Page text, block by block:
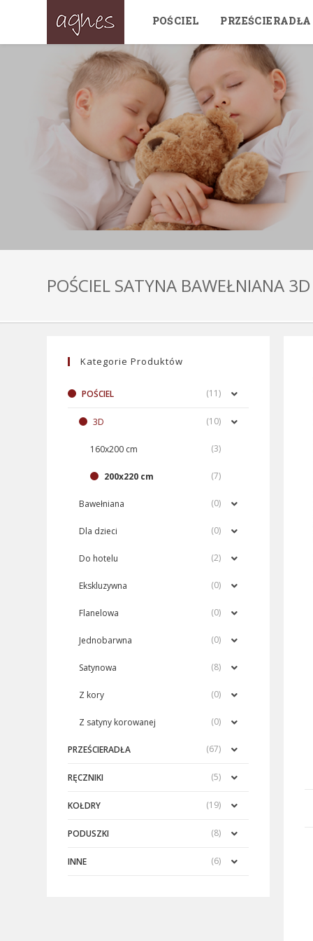
POŚCIEL PRZEŚCIERADŁA
POŚCIEL SATYNA BAWEŁNIANA
Kategorie Produktów
POŚCIEL (11)
3D (10)
160x200 cm (3)
200x220 cm (7)
Bawełniana (0)
Dla dzieci (0)
Do hotelu (2)
Ekskluzywna (0)
Flanelowa (0)
Jednobarwna (0)
Satynowa (8)
Z kory (0)
Z satyny korowanej (0)
PRZEŚCIERADŁA (67)
RĘCZNIKI (5)
KOŁDRY (19)
PODUSZKI (8)
INNE (6)